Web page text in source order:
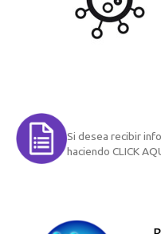
Si desea recibir
haciendo CLICK